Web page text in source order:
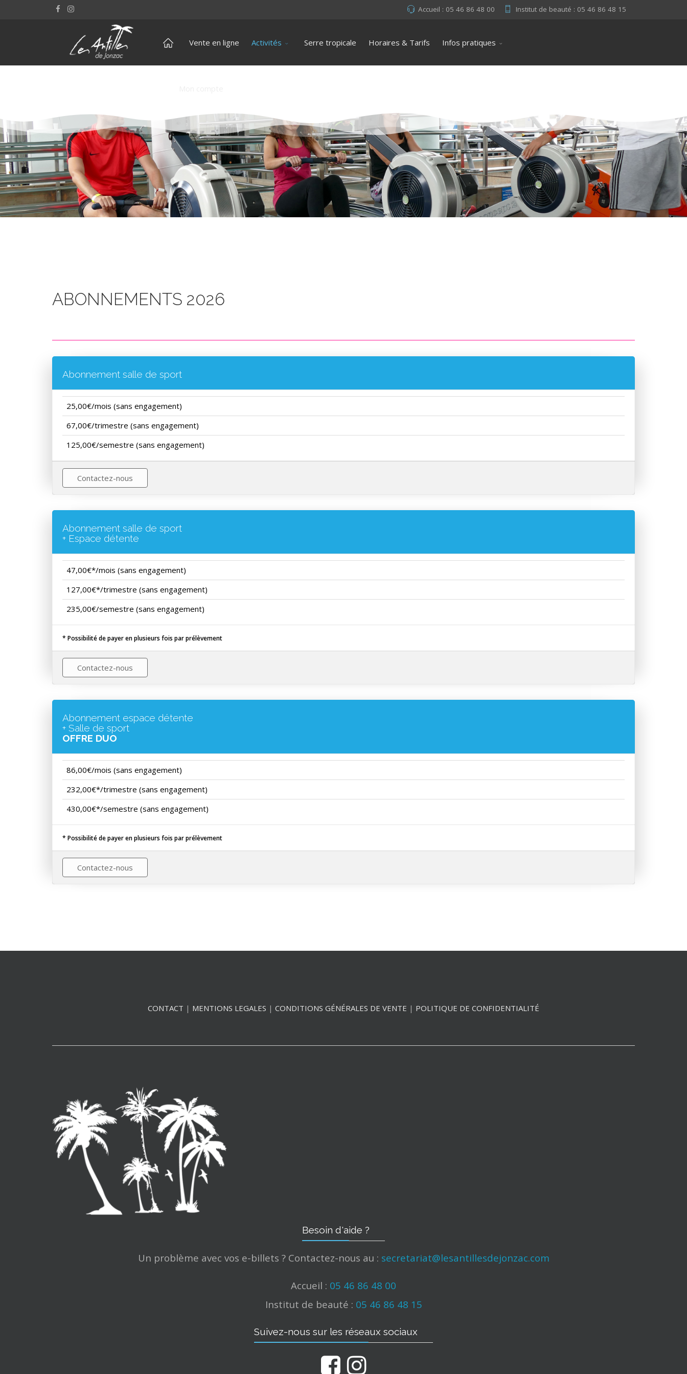
Accueil : 05 46 86 48 00 Institut de beauté : 05 46 86 48 15
Vente en ligne Activités Serre tropicale Horaires & Tarifs Infos pratiques
ABONNEMENTS 2026
Abonnement salle de sport
25,00€/mois (sans engagement)
67,00€/trimestre (sans engagement)
125,00€/semestre (sans engagement)
Contactez-nous
Abonnement salle de sport
+ Espace détente
47,00€*/mois (sans engagement)
127,00€*/trimestre (sans engagement)
235,00€/semestre (sans engagement)
* Possibilité de payer en plusieurs fois par prélèvement
Contactez-nous
Abonnement espace détente
+ Salle de sport
OFFRE DUO
86,00€/mois (sans engagement)
232,00€*/trimestre (sans engagement)
430,00€*/semestre (sans engagement)
* Possibilité de payer en plusieurs fois par prélèvement
Contactez-nous
CONTACT | MENTIONS LEGALES | CONDITIONS GÉNÉRALES DE VENTE | POLITIQUE DE CONFIDENTIALITÉ
Besoin d'aide ?
Un problème avec vos e-billets ? Contactez-nous au : secretariat@lesantillesdejonzac.com
Accueil : 05 46 86 48 00
Institut de beauté : 05 46 86 48 15
Suivez-nous sur les réseaux sociaux